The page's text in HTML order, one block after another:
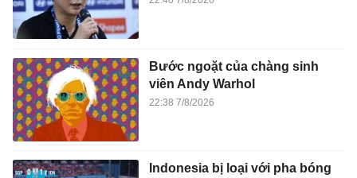
Bước ngoặt của chàng sinh
viên Andy Warhol
22:38 7/8/2026
Indonesia bị loại với pha bóng